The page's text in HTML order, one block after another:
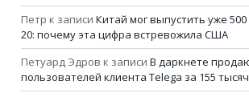
Петр к записи Китай мог выпустить уже 500
20: почему эта цифра встревожила США
Петуард Эдров к записи В даркнете
пользователей клиента Telega за 155